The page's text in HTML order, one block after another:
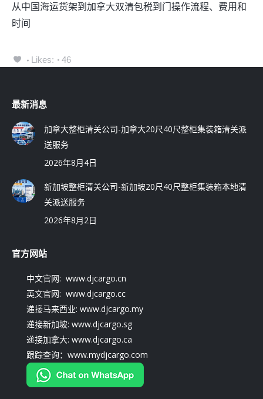
从中国海运货架到加拿大双清包税到门操作流程、费用和
时间
Likes: 46
最新消息
加拿大整柜清关公司-加拿大20尺40尺整柜集装箱清关派
送服务
2026年8月4日
新加坡整柜清关公司-新加坡20尺40尺整柜集装箱本地清
关派送服务
2026年8月2日
官方网站
中文官网: www.djcargo.cn
英文官网: www.djcargo.cc
递接马来西业: www.djcargo.my
递接新加坡: www.djcargo.sg
递接加拿大: www.djcargo.ca
跟踪查询：www.mydjcargo.com